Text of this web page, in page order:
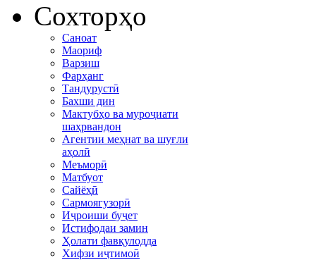
Сохторҳо
Саноат
Маориф
Варзиш
Фарҳанг
Тандурустӣ
Бахши дин
Мактубҳо ва муроҷиати
шаҳрвандон
Агентии меҳнат ва шуғли
аҳолӣ
Меъморӣ
Матбуот
Сайёҳӣ
Сармоягузорӣ
Иҷроиши буҷет
Истифодаи замин
Ҳолати фавқулодда
Хифзи иҷтимоӣ